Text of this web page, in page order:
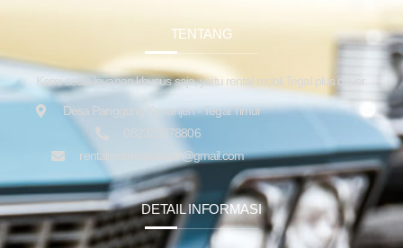
TENTANG
Kami sedia layanan khusus saja, yaitu rental mobil Tegal plus driver.
Desa Panggung Kepanjen - Tegal Timur
082323878806
rentalmobiltegalsupir@gmail.com
DETAIL INFORMASI